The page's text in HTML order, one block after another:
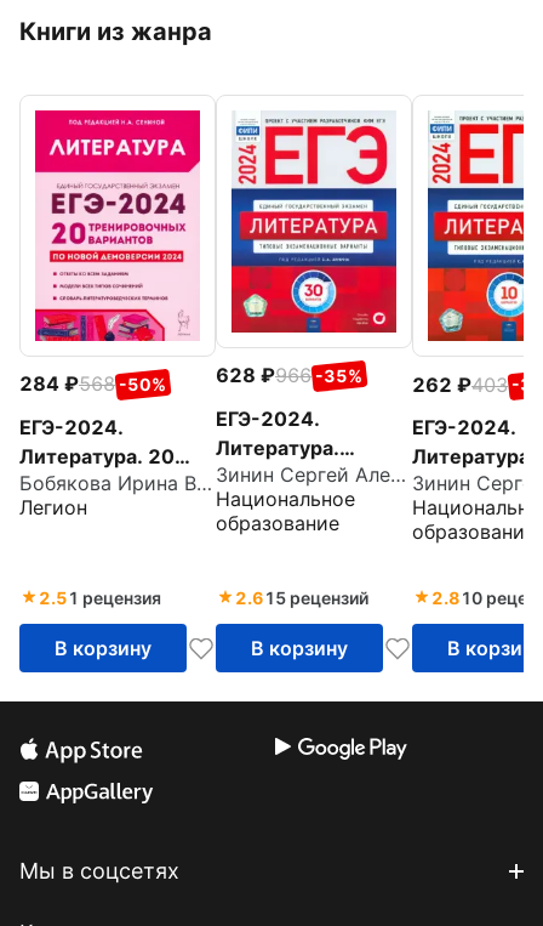
Книги из жанра
284 568 -50%
ЕГЭ-2024.
Литература. 20
тренировочных
вариантов по
Бобякова Ирина Валерьевна
Легион
2.51 рецензия
В корзину
628 966 -35%
ЕГЭ-2024.
Литература.
Типовые
экзаменационные
варианты. 30
Зинин Сергей Александрович
Национальное
образование
2.615 рецензий
В корзину
262 403 -
ЕГЭ-2024.
Литература.
Типовые
варианты. 10
образование
2.810
В корзину
Мы в соцсетях